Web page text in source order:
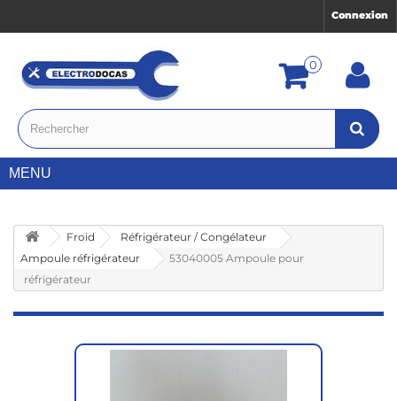
Connexion
0
MENU
Froid
Réfrigérateur / Congélateur
Ampoule réfrigérateur
53040005 Ampoule pour
réfrigérateur